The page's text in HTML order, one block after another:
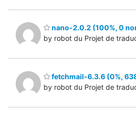
nano-2.0.2 (100%, 0
by robot du Projet de
fetchmail-6.3.6 (0%,
by robot du Projet de